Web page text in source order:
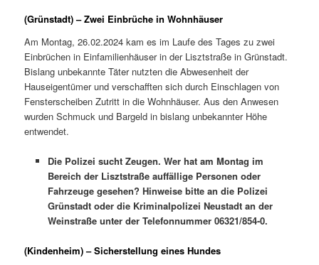
(Grünstadt) – Zwei Einbrüche in Wohnhäuser
Am Montag, 26.02.2024 kam es im Laufe des Tages zu zwei
Einbrüchen in Einfamilienhäuser in der Lisztstraße in Grünstadt.
Bislang unbekannte Täter nutzten die Abwesenheit der
Hauseigentümer und verschafften sich durch Einschlagen von
Fensterscheiben Zutritt in die Wohnhäuser. Aus den Anwesen
wurden Schmuck und Bargeld in bislang unbekannter Höhe
entwendet.
Die Polizei sucht Zeugen. Wer hat am Montag im
Bereich der Lisztstraße auffällige Personen oder
Fahrzeuge gesehen? Hinweise bitte an die Polizei
Grünstadt oder die Kriminalpolizei Neustadt an der
Weinstraße unter der Telefonnummer 06321/854-0.
(Kindenheim) – Sicherstellung eines Hundes